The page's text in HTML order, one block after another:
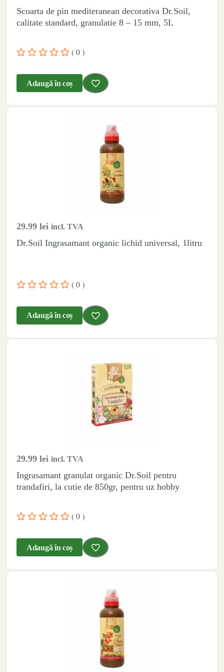
Scoarta de pin mediteranean decorativa Dr.Soil,
calitate standard, granulatie 8 – 15 mm, 5L
( 0 )
Adaugă în coș
29.99 lei incl. TVA
Dr.Soil Ingrasamant organic lichid universal, 1litru
( 0 )
Adaugă în coș
29.99 lei incl. TVA
Ingrasamant granulat organic Dr.Soil pentru
trandafiri, la cutie de 850gr, pentru uz hobby
( 0 )
Adaugă în coș